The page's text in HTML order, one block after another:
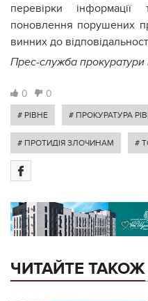
перевірки
поновлення порушених
винних до
Прес-служба прокуратури
0 0
# РІВНЕ # ПРОКУРАТУРА
# ПРОТИДІЯ ЗЛОЧИНАМ #
ЧИТАЙТЕ ТАКОЖ